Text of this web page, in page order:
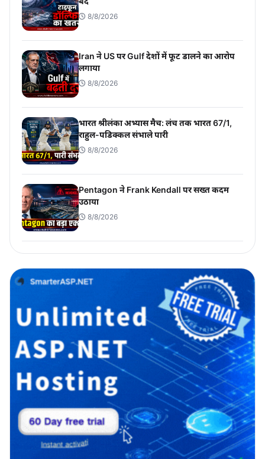
8/8/2026
Iran ने US पर Gulf देशों में फूट डालने का आरोप
लगाया
8/8/2026
भारत श्रीलंका अभ्यास मैच: लंच तक भारत 67/1,
राहुल-पडिक्कल संभाले पारी
8/8/2026
Pentagon ने Frank Kendall पर सख्त कदम
उठाया
8/8/2026